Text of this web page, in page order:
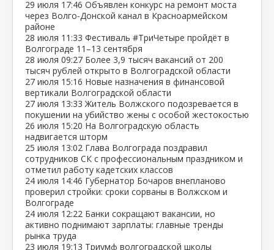
29 июля 17:46 Объявлен конкурс на ремонт моста
через Волго‑Донской канал в Красноармейском
районе
28 июля 11:33 Фестиваль #ТриЧетыре пройдёт в
Волгограде 11–13 сентября
28 июля 09:27 Более 3,9 тысяч вакансий от 200
тысяч рублей открыто в Волгоградской области
27 июля 15:16 Новые назначения в финансовой
вертикали Волгоградской области
27 июля 13:33 Житель Волжского подозревается в
покушении на убийство жены с особой жестокостью
26 июля 15:20 На Волгоградскую область
надвигается шторм
25 июля 13:02 Глава Волгограда поздравил
сотрудников СК с профессиональным праздником и
отметил работу кадетских классов
24 июля 14:46 Губернатор Бочаров внепланово
проверил стройки: сроки сорваны в Волжском и
Волгограде
24 июля 12:22 Банки сокращают вакансии, но
активно поднимают зарплаты: главные тренды
рынка труда
23 июля 19:13 Триумф волгоградской школы